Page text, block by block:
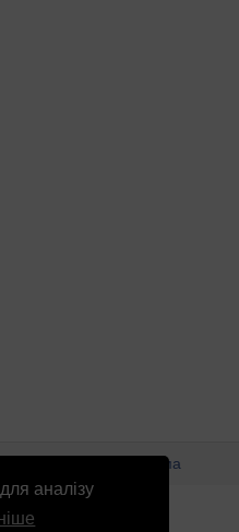
аналізу
інформація
Реклама